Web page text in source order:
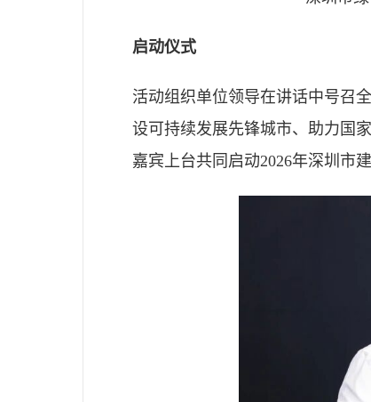
启动仪式
活动组织单位领导在讲话中号召
设可持续发展先锋城市、助力国
嘉宾上台共同启动2026年深圳市